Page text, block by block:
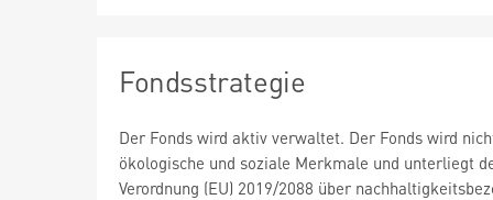
Fondsstrategie
Der Fonds wird aktiv verwaltet. Der Fonds wird
ökologische und soziale Merkmale und unterliegt
Verordnung (EU) 2019/2088 über